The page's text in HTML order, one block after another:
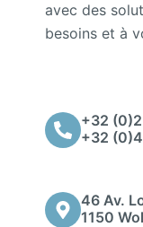
avec des
besoins et à
+32
+32
46 Av.
1150